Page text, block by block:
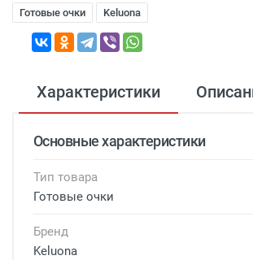
Готовые очки Keluona
Характеристики
Основные характеристики
Тип товара
Готовые очки
Бренд
Keluona